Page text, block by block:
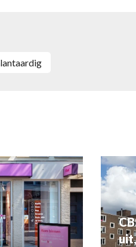
plantaardig